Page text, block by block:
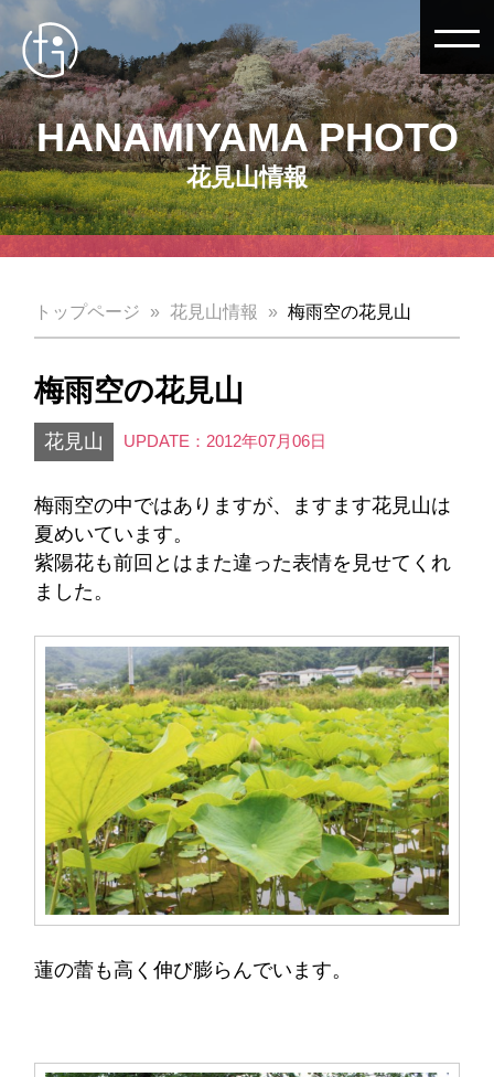
HANAMIYAMA PHOTO
花見山情報
トップページ 花見山情報 梅雨空の花見山
梅雨空の花見山
花見山 UPDATE：2012年07月06日
梅雨空の中ではありますが、ますます花見山は
夏めいています。
紫陽花も前回とはまた違った表情を見せてくれ
ました。
蓮の蕾も高く伸び膨らんでいます。